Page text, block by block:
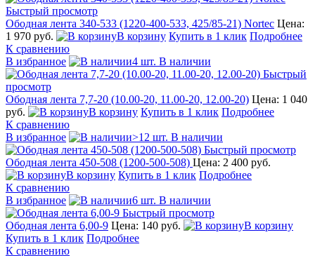
Быстрый просмотр
Ободная лента 340-533 (1220-400-533, 425/85-21) Nortec Цена:
1 970 руб.
В корзину Купить в 1 клик Подробнее
К сравнению
В избранное
4 шт. В наличии
Быстрый
просмотр
Ободная лента 7,7-20 (10.00-20, 11.00-20, 12.00-20) Цена: 1 040
руб.
В корзину Купить в 1 клик Подробнее
К сравнению
В избранное
>12 шт. В наличии
Быстрый просмотр
Ободная лента 450-508 (1200-500-508) Цена: 2 400 руб.
В корзину Купить в 1 клик Подробнее
К сравнению
В избранное
6 шт. В наличии
Быстрый просмотр
Ободная лента 6,00-9 Цена: 140 руб.
В корзину
Купить в 1 клик Подробнее
К сравнению